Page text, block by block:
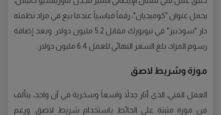
يحمل عنوان "كوميديان"، رقماً قياسياً عندما بيع في مزاد نظمته
دار "سوذبيز" في نيويورك مقابل 5.2 مليون دولار. وبعد إضافة
رسوم المزاد، بلغ السعر النهائي للعمل 6.4 مليون دولار.
موزة وشريط لاصق
العمل الفني، الذي أثار جدلاً واسعاً وسخرية في آن واحد، يتألف
من موزة مثبتة على الحائط باستخدام شريط لاصق. ورغم